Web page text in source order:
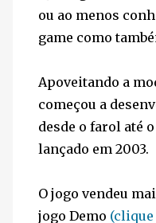
ou ao menos
game como
Apoveitando a
começou a
desde o farol até
lançado em 2003.
O jogo vendeu
jogo Demo